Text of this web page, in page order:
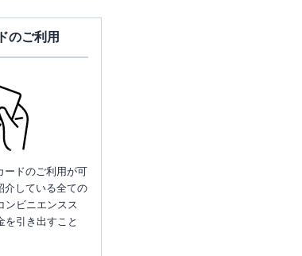
のご利用
ードのご利用が可
介している全ての
ンビニエンスス
を引き出すこと